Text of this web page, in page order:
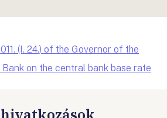
(I. 24.) of the Governor of the
on the central bank base rate